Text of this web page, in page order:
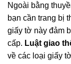
Ngoài bằng
bạn cần trang bị
giấy tờ này đảm
cấp. Luật giao
về các loại giấy